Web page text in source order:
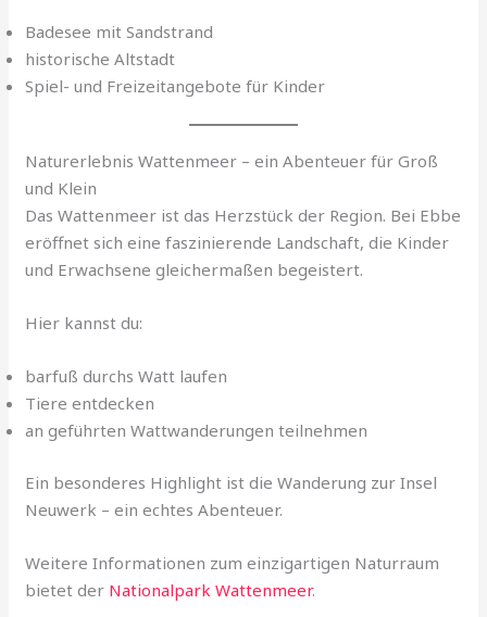
Badesee mit Sandstrand
historische Altstadt
Spiel- und Freizeitangebote für Kinder
Naturerlebnis Wattenmeer – ein Abenteuer für Groß
und Klein
Das Wattenmeer ist das Herzstück der Region. Bei Ebbe
eröffnet sich eine faszinierende Landschaft, die Kinder
und Erwachsene gleichermaßen begeistert.
Hier kannst du:
barfuß durchs Watt laufen
Tiere entdecken
an geführten Wattwanderungen teilnehmen
Ein besonderes Highlight ist die Wanderung zur Insel
Neuwerk – ein echtes Abenteuer.
Weitere Informationen zum einzigartigen Naturraum
bietet der Nationalpark Wattenmeer.